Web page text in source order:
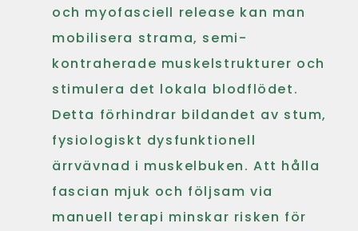
och myofasciell release kan man
mobilisera strama, semi-
kontraherade muskelstrukturer och
stimulera det lokala blodflödet.
Detta förhindrar bildandet av stum,
fysiologiskt dysfunktionell
ärrvävnad i muskelbuken. Att hålla
fascian mjuk och följsam via
manuell terapi minskar risken för